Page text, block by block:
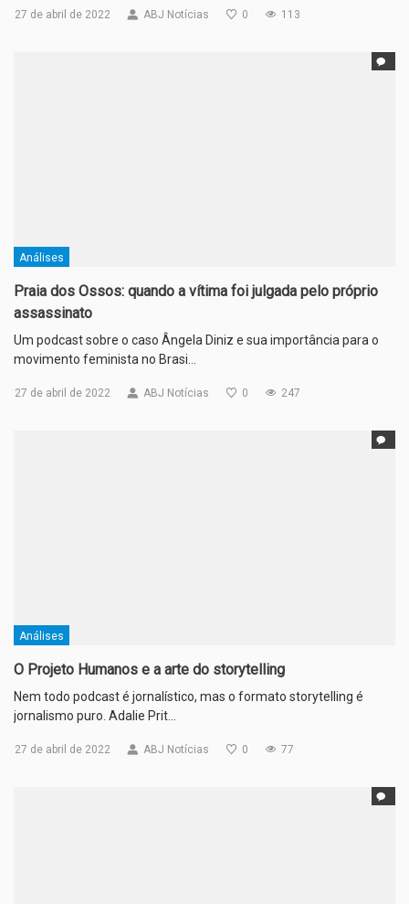
27 de abril de 2022 ABJ Notícias 0 113
Análises
Praia dos Ossos: quando a vítima foi julgada pelo próprio
assassinato
Um podcast sobre o caso Ângela Diniz e sua importância para o
movimento feminista no Brasi…
27 de abril de 2022 ABJ Notícias 0 247
Análises
O Projeto Humanos e a arte do storytelling
Nem todo podcast é jornalístico, mas o formato storytelling é
jornalismo puro. Adalie Prit…
27 de abril de 2022 ABJ Notícias 0 77